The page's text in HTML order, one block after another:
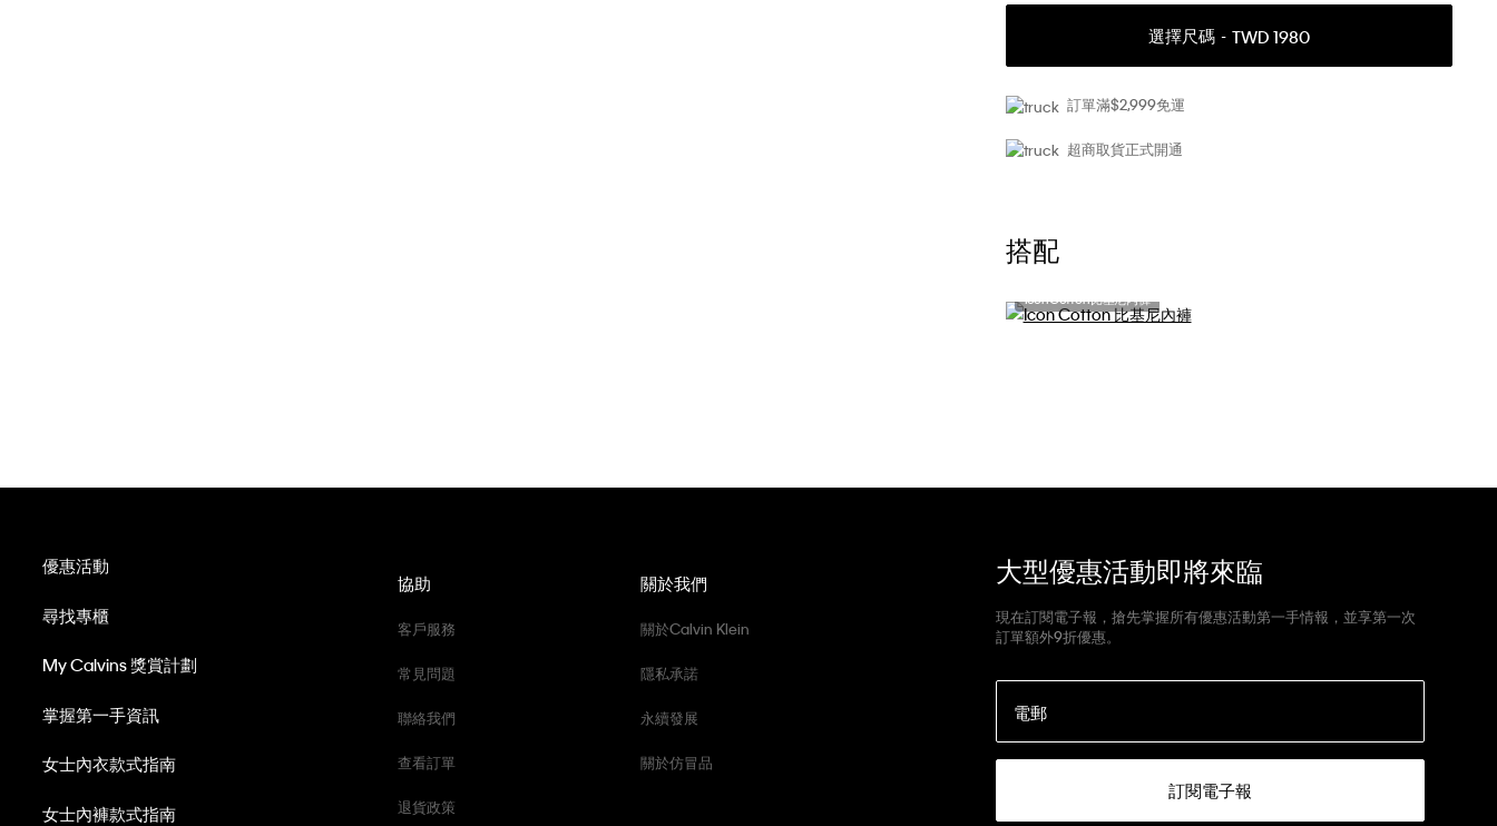
選擇尺碼 TWD 1980
訂單滿$2,999免運
超商取貨正式開通
搭配
Icon Cotton 比基尼內褲
大型優惠活動即將來臨
現在訂閱電子報，搶先掌握所有優惠活動第一手情報，並享第一次
訂單額外9折優惠。
電郵
訂閱電子報
協助
客戶服務
常見問題
聯絡我們
查看訂單
退貨政策
優惠活動
尋找專櫃
My Calvins 獎賞計劃
掌握第一手資訊
女士內衣款式指南
女士內褲款式指南
關於我們
關於Calvin Klein
隱私承諾
永續發展
關於仿冒品